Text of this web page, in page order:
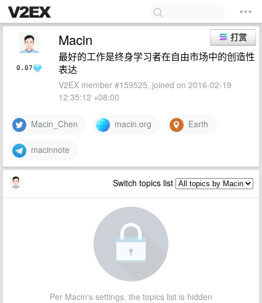
0.07
打赏
Macin
最好的工作是终身学习者在自由市场中的创造性
表达
V2EX member #159525, joined on 2016-02-19
12:35:12 +08:00
Macin_Chen macin.org Earth
macinnote
Switch topics list
Per Macin's settings, the topics list is hidden